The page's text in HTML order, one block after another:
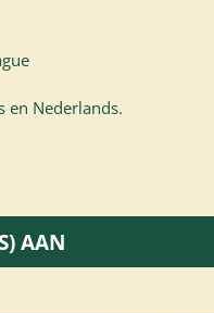
en Nederlands.
AAN